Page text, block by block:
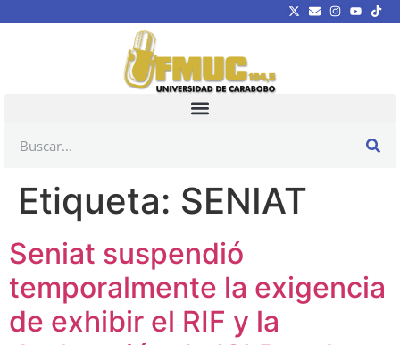
Etiqueta: SENIAT
Seniat suspendió
temporalmente la exigencia
de exhibir el RIF y la